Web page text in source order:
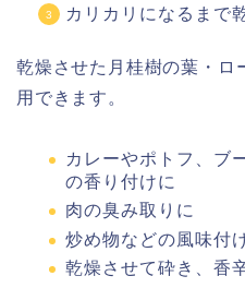
カリカリになるまで
乾燥させた月桂樹の葉・ロ
用できます。
カレーやポトフ、ブ
の香り付けに
肉の臭み取りに
炒め物などの風味付
乾燥させて砕き、香